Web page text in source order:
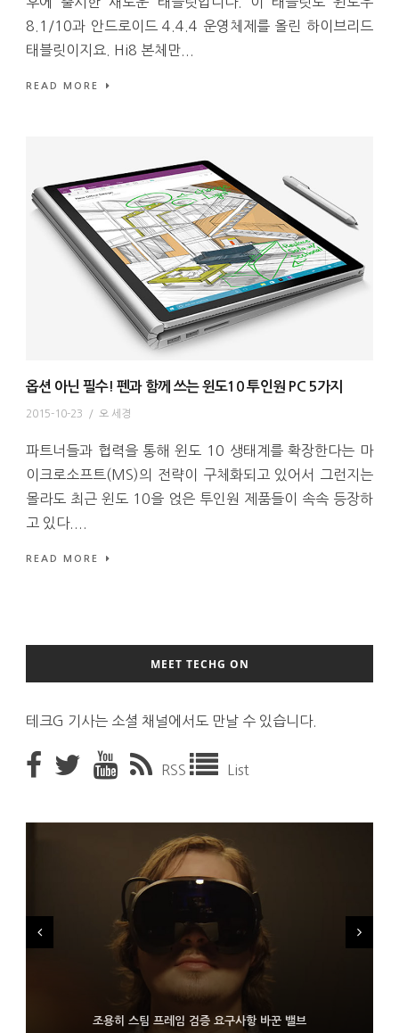
8.1/10과 안드로이드 4.4.4 운영체제를 올린 하이브리드
태블릿이지요. Hi8 본체만...
READ MORE
옵션 아닌 필수! 펜과 함께 쓰는 윈도10 투인원 PC 5가지
2015-10-23 / 오 세경
파트너들과 협력을 통해 윈도 10 생태계를 확장한다는 마
이크로소프트(MS)의 전략이 구체화되고 있어서 그런지는
몰라도 최근 윈도 10을 얹은 투인원 제품들이 속속 등장하
고 있다....
READ MORE
MEET TECHG ON
테크G 기사는 소셜 채널에서도 만날 수 있습니다.
RSS List
조용히 스팀 프레임 검증 요구사항 바꾼 밸브
9월 4일부터 서비스 접는 안드로이드 장치용 구글 어시스턴트
FMS 2026서 차세대 3D 메모리 ZHBM·ZNAND-O 모형 처음 선
보인 삼성전자